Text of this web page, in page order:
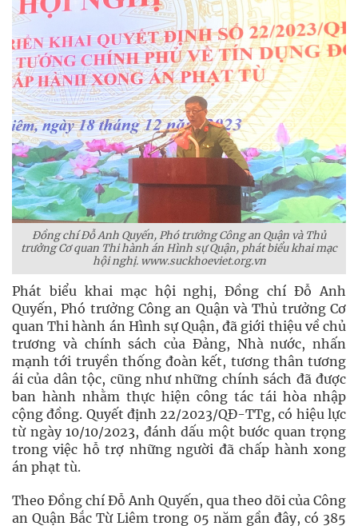
Đồng chí Đỗ Anh Quyến, Phó trưởng Công an Quận và Thủ
trưởng Cơ quan Thi hành án Hình sự Quận, phát biểu khai mạc
hội nghị. www.suckhoeviet.org.vn
Phát biểu khai mạc hội nghị, Đồng chí Đỗ Anh
Quyến, Phó trưởng Công an Quận và Thủ trưởng Cơ
quan Thi hành án Hình sự Quận, đã giới thiệu về chủ
trương và chính sách của Đảng, Nhà nước, nhấn
mạnh tới truyền thống đoàn kết, tương thân tương
ái của dân tộc, cũng như những chính sách đã được
ban hành nhằm thực hiện công tác tái hòa nhập
cộng đồng. Quyết định 22/2023/QĐ-TTg, có hiệu lực
từ ngày 10/10/2023, đánh dấu một bước quan trọng
trong việc hỗ trợ những người đã chấp hành xong
án phạt tù.
Theo Đồng chí Đỗ Anh Quyến, qua theo dõi của Công
an Quận Bắc Từ Liêm trong 05 năm gần đây, có 385